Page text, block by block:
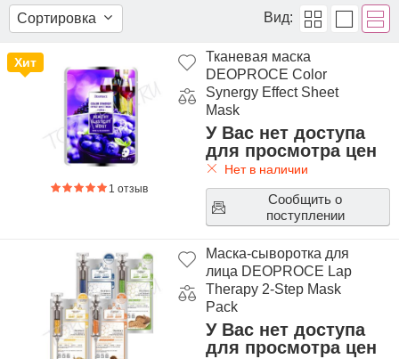
Сортировка Вид:
1 отзыв
Хит
Тканевая маска
DEOPROCE Color
Synergy Effect Sheet
Mask
У Вас нет доступа
для просмотра цен
Нет в наличии
Сообщить о
поступлении
Маска-сыворотка для
лица DEOPROCE Lap
Therapy 2-Step Mask
Pack
У Вас нет доступа
для просмотра цен